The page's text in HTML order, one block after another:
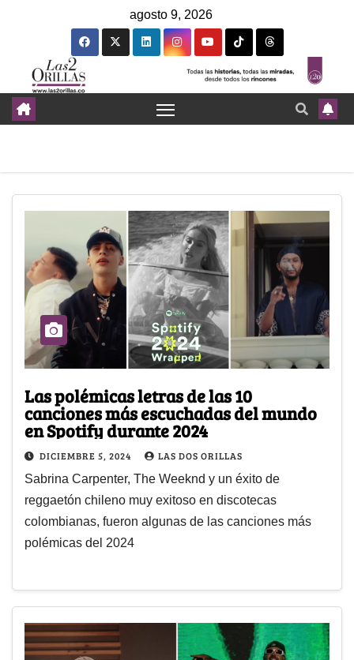
agosto 9, 2026
Las polémicas letras de las 10
canciones más escuchadas del mundo
en Spotify durante 2024
DICIEMBRE 5, 2024 LAS DOS ORILLAS
Sabrina Carpenter, The Weeknd y un éxito de
reggaetón chileno muy exitoso en discotecas
colombianas, fueron algunas de las canciones más
polémicas del 2024